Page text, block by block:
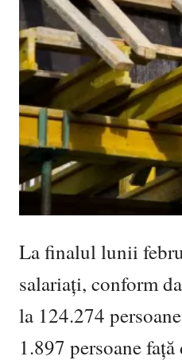
La finalul lunii
salariați, conform
la 124.274
1.897 persoane